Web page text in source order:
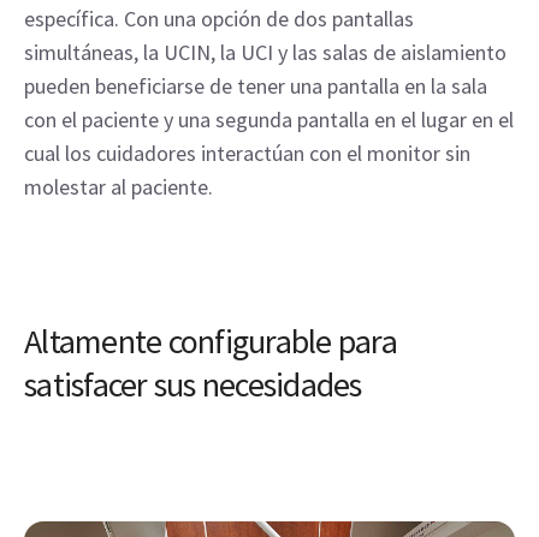
específica. Con una opción de dos pantallas
simultáneas, la UCIN, la UCI y las salas de aislamiento
pueden beneficiarse de tener una pantalla en la sala
con el paciente y una segunda pantalla en el lugar en el
cual los cuidadores interactúan con el monitor sin
molestar al paciente.
Altamente configurable para
satisfacer sus necesidades